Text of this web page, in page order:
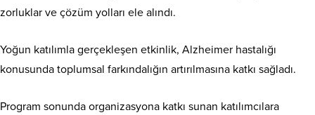
zorluklar ve çözüm yolları ele alındı.
Yoğun katılımla gerçekleşen etkinlik, Alzheimer hastalığı
konusunda toplumsal farkındalığın artırılmasına katkı sağladı.
Program sonunda organizasyona katkı sunan katılımcılara